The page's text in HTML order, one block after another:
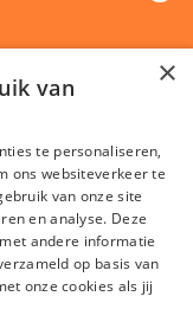
×
van
te personaliseren,
ons websiteverkeer te
van onze site
en analyse. Deze
andere informatie
op basis van
onze cookies als jij